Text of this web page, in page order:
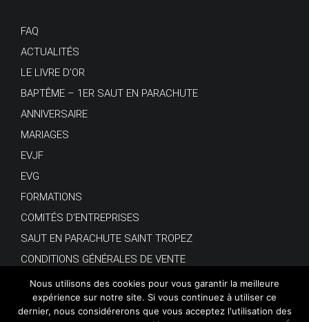
FAQ
ACTUALITÉS
LE LIVRE D’OR
BAPTÊME – 1ER SAUT EN PARACHUTE
ANNIVERSAIRE
MARIAGES
EVJF
EVG
FORMATIONS
COMITÉS D’ENTREPRISES
SAUT EN PARACHUTE SAINT TROPEZ
CONDITIONS GÉNÉRALES DE VENTE
Nous utilisons des cookies pour vous garantir la meilleure
expérience sur notre site. Si vous continuez à utiliser ce
dernier, nous considérerons que vous acceptez l'utilisation des